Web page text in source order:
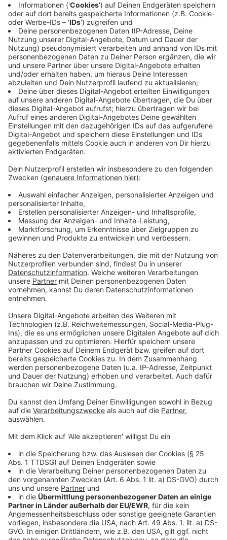
alten untergegangenen Stadt. Die Stadt verspricht
einige Schätze und darauf haben es die Gauner
abgesehen. Und damit geht es für Dora mitten rein in
ihr größtes Abenteuer.
Anzeige
Wir benötigen Ihre
Zustimmung, um den YouTube
Video-Service zu laden!
Drittanbieters, um Videoinhalte
einzubetten. Dieser Service kann
Daten zu Ihren Aktivitäten
sammeln. Bitte lesen Sie die
Details durch und stimmen Sie der
Nutzung des Service zu, um dieses
Mehr Informationen
Akzeptieren
Management Platform
Dora hat den Dschungel überlebt, jetzt wartet auf sie
ein viel größeres Abenteuer. Die High-School! Und die
führt sie unfreiwilligerweise direkt wieder in den
Dschungel. Finden sie dort die goldene Stadt?
Anzeige
© Copyright 2018 Paramount Players, a Division
of Paramount Pictures. All Rights Reserved. /
Doras Eltern suchen die goldene Stadt, während Dora
die High-School besucht. Doch sie werden schon bald
Anzeige
©Copyright 2018 Paramount Players, a Division
of Paramount Pictures. All Rights Reserved. /
Vince Valitutti
Doras Cousin soll ihr helfen, sich auf der High-School